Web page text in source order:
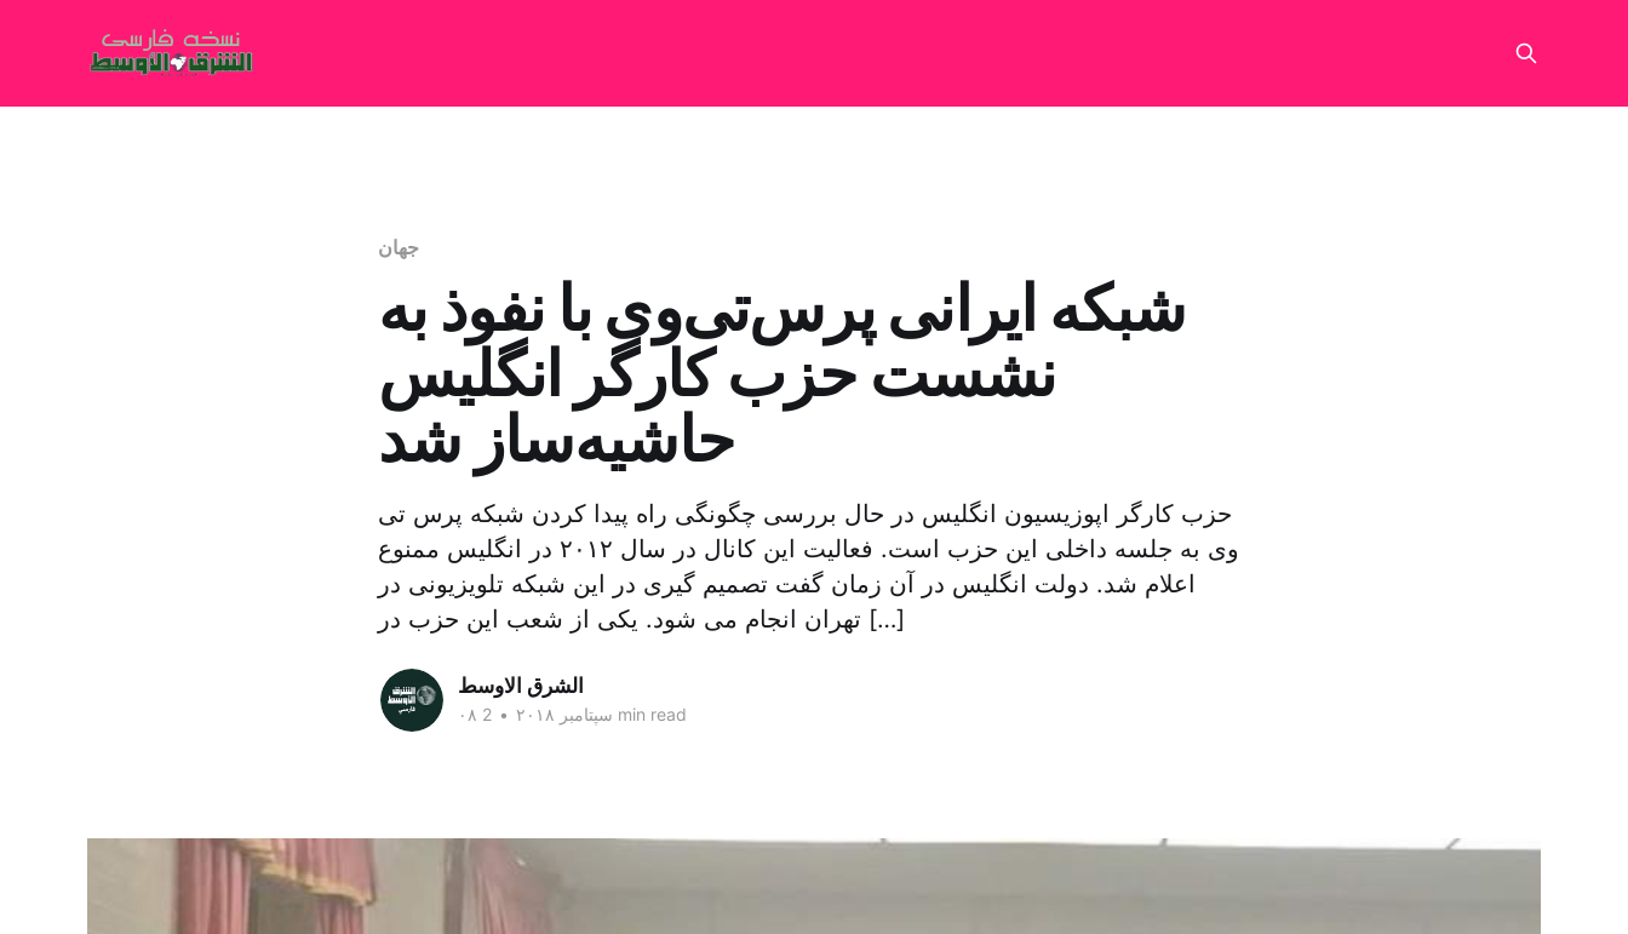
جهان
شبکه ایرانی پرس‌تی‌وی با نفوذ به
نشست حزب کارگر انگلیس
حاشیه‌ساز شد
حزب کارگر اپوزیسیون انگلیس در حال بررسی چگونگی راه پیدا کردن شبکه پرس تی
وی به جلسه داخلی این حزب است. فعالیت این کانال در سال ۲۰۱۲ در انگلیس ممنوع
اعلام شد. دولت انگلیس در آن زمان گفت تصمیم گیری در این شبکه تلویزیونی در
تهران انجام می شود. یکی از شعب این حزب در […]
الشرق الاوسط
۰۸ سپتامبر ۲۰۱۸ • 2 min read